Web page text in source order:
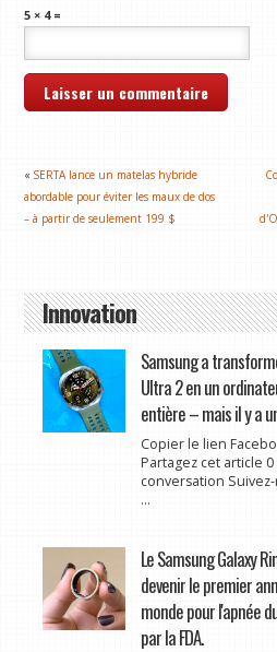
5 × 4 =
«SERTA lance un matelas hybride
abordable pour éviter les maux de dos
– à partir de seulement 199 $
Innovation
Samsung a
Ultra 2 en un
entière – mais il y a
Copier le lien
Partagez cet article
conversation
...
Le Samsung Galaxy
devenir le premier
monde pour l'apnée
par la FDA.